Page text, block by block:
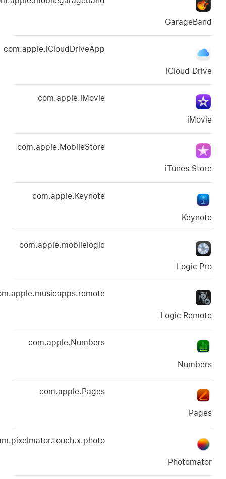
com.apple.iCloudDriveApp
com.apple.MobileStore
com.apple.Keynote
com.apple.mobilelogic
com.apple.musicapps.remote
com.apple.Numbers
com.pixelmatorteam.pixelmator.touch.x.photo